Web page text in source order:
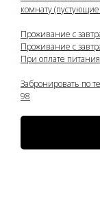
комнату
Проживание с
Проживание с
При оплате
Забронировать по
98